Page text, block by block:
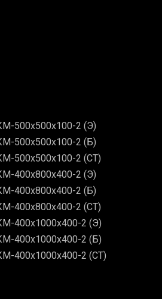
500х500х100-2 (Э)
500х500х100-2 (Б)
500х500х100-2 (СТ)
400х800х400-2 (Э)
400х800х400-2 (Б)
400х800х400-2 (СТ)
400х1000х400-2 (Э)
400х1000х400-2 (Б)
400х1000х400-2 (СТ)